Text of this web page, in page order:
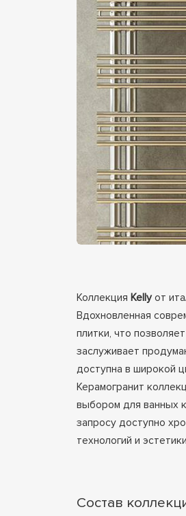
Коллекция Kellyот
Вдохновленная
плитки, что
заслуживает
доступна в широкой
Керамогранит
выбором для ванных
запросу доступно
технологий и
Состав